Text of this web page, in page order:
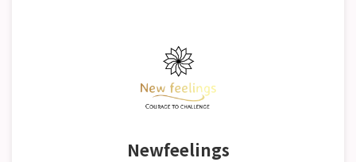
Newfeelings